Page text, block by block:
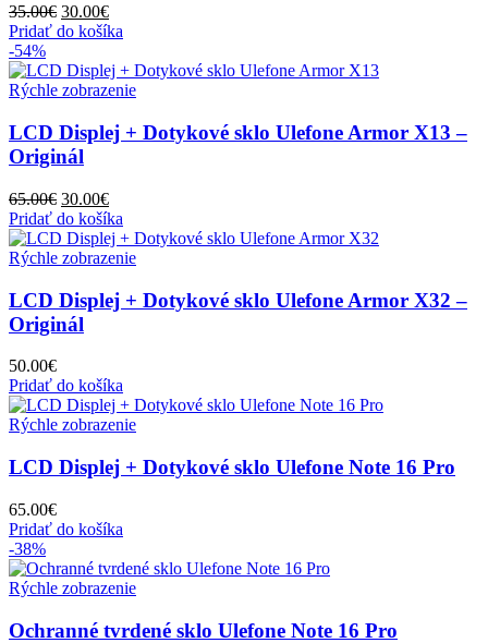
35.00€ Pôvodná
cena
35.00€.
30.00€Aktuálna
cena
30.00€.
Pridať do košíka
-54%
Rýchle zobrazenie
LCD Displej + Dotykové sklo Ulefone Armor X13 –
Originál
65.00€ Pôvodná
cena
bola:
65.00€.
30.00€Aktuálna
cena
je:
30.00€.
Pridať do košíka
Rýchle zobrazenie
LCD Displej + Dotykové sklo Ulefone Armor X32 –
Originál
50.00€
Pridať do košíka
Rýchle zobrazenie
LCD Displej + Dotykové sklo Ulefone Note 16 Pro
65.00€
Pridať do košíka
-38%
Rýchle zobrazenie
Ochranné tvrdené sklo Ulefone Note 16 Pro